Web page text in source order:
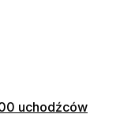
uchodźców